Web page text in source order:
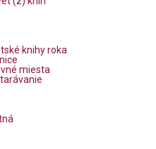
knihy roka
miesta